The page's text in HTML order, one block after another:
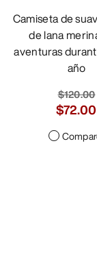
Camiseta de suave mezcla
de lana
aventuras
año
$120.00
$72.00